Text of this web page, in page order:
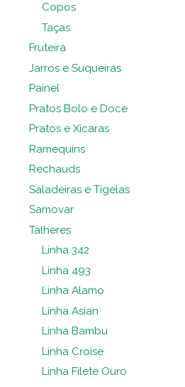
Copos
Taças
Fruteira
Jarros e Suqueiras
Painel
Pratos Bolo e Doce
Pratos e Xícaras
Ramequins
Rechauds
Saladeiras e Tigelas
Samovar
Talheres
Linha 342
Linha 493
Linha Alamo
Linha Asian
Linha Bambu
Linha Croise
Linha Filete Ouro